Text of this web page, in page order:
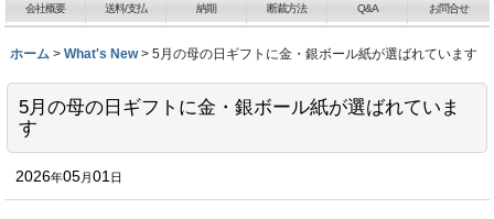
会社概要 送料/支払 納期 断裁方法 Q&A お問合せ
ホーム > What's New > 5月の母の日ギフトに金・銀ボール紙が選ばれています
5月の母の日ギフトに金・銀ボール紙が選ばれていま
す
2026年05月01 日